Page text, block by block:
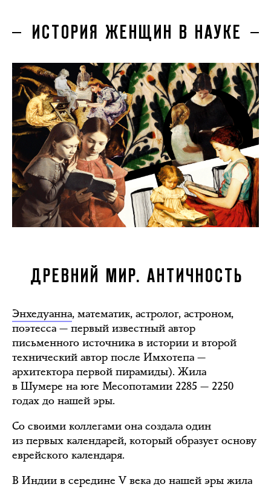
ИСТОРИЯ ЖЕНЩИН В НАУКЕ
ДРЕВНИЙ МИР. АНТИЧНОСТЬ
Энхедуанна, математик, астролог, астроном,
поэтесса — первый известный автор
письменного источника в истории и второй
технический автор после Имхотепа —
архитектора первой пирамиды). Жила
в Шумере на юге Месопотамии 2285 — 2250
годах до нашей эры.
Со своими коллегами она создала один
из первых календарей, который образует основу
еврейского календаря.
В Индии в середине V века до нашей эры жила